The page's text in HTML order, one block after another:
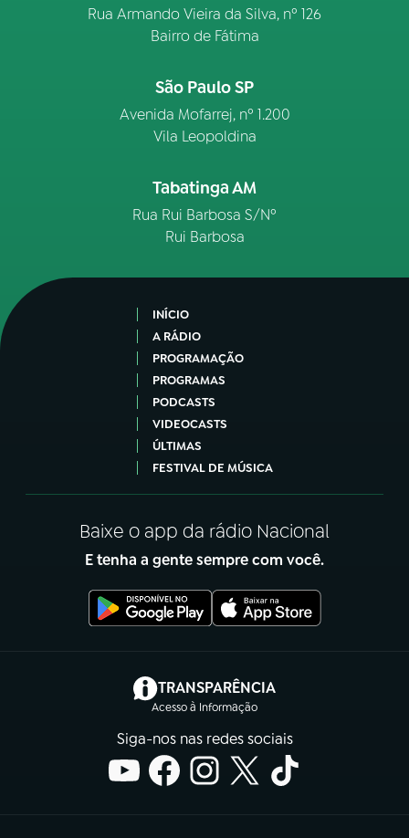
Rua Armando Vieira da Silva, nº 126
Bairro de Fátima
São Paulo SP
Avenida Mofarrej, nº 1.200
Vila Leopoldina
Tabatinga AM
Rua Rui Barbosa S/Nº
Rui Barbosa
INÍCIO
A RÁDIO
PROGRAMAÇÃO
PROGRAMAS
PODCASTS
VIDEOCASTS
ÚLTIMAS
FESTIVAL DE MÚSICA
Baixe o app da rádio Nacional
E tenha a gente sempre com você.
TRANSPARÊNCIA
Acesso à Informação
(abre em nova aba)
Siga-nos nas redes sociais